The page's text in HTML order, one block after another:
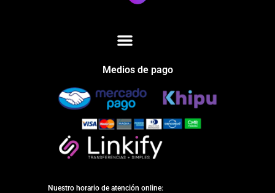
Medios de pago
Nuestro horario de atención online: